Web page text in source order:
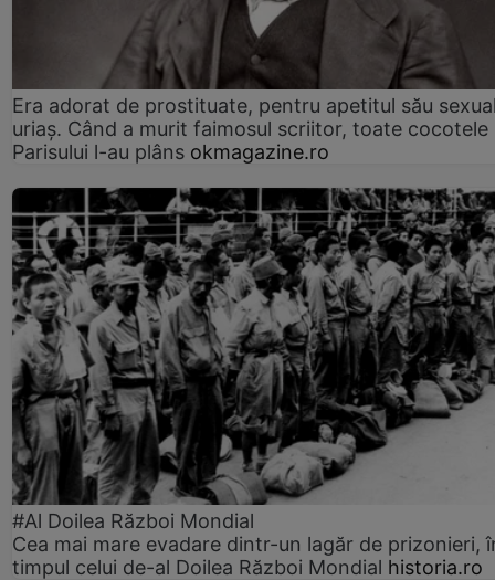
Era adorat de prostituate, pentru apetitul său
uriaș. Când a murit faimosul scriitor, toate cocotele
Parisului l-au plâns okmagazine.ro
#Al Doilea Război Mondial
Cea mai mare evadare dintr-un lagăr de prizonieri,
timpul celui de-al Doilea Război Mondial historia.ro